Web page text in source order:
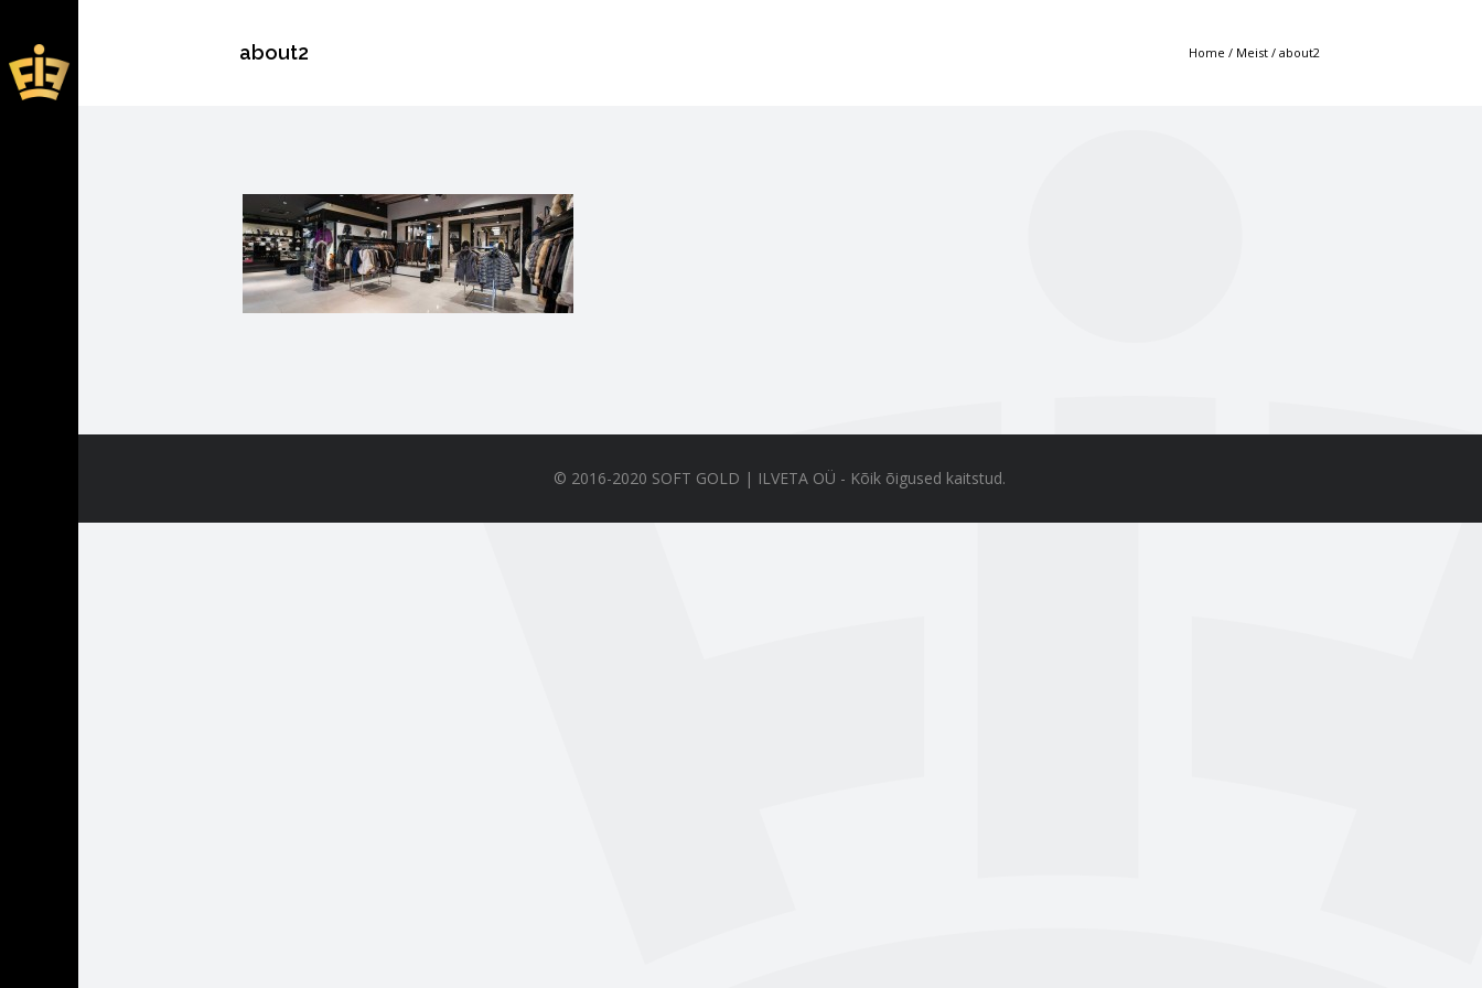
about2 Home / Meist / about2
© 2016-2020 SOFT GOLD | ILVETA OÜ - Kõik õigused kaitstud.